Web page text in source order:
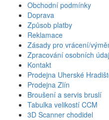
Obchodní podmínky
Doprava
Způsob platby
Reklamace
Zásady pro vrácení/
Zpracování osobních
Kontakt
Prodejna Uherské
Prodejna Zlín
Broušení a servis bruslí
Tabulka velikostí CCM
3D Scanner chodidel